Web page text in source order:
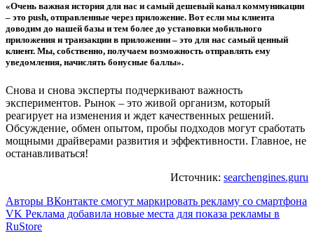
«Очень важная история для нас и самый дешевый канал коммуникации
– это push, отправленные через приложение. Вот если мы клиента
доводим до нашей базы и тем более до установки мобильного
приложения и транзакции в приложении – это для нас самый ценный
клиент. Мы, собственно, получаем возможность отправлять ему
уведомления, начислять бонусные баллы».
Снова и снова эксперты подчеркивают важность
экспериментов. Рынок – это живой организм, который
реагирует на изменения и ждет качественных решений.
Обсуждение, обмен опытом, пробы подходов могут сработать
мощными драйверами развития и эффективности. Главное, не
останавливаться!
Источник: searchengines.guru
Навигация
по
Авторы ВКонтакте смогут маркировать рекламу со смартфона
VK Реклама добавила новые места для показа рекламы в
RuStore